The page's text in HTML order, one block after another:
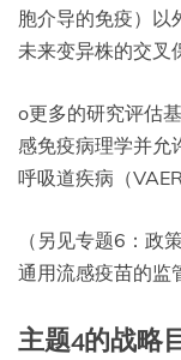
胞介导的免疫）以
未来变异株的交叉
o更多的研究评估
感免疫病理学并允
呼吸道疾病（
（另见专题6：政
通用流感疫苗的监
主题4的战略